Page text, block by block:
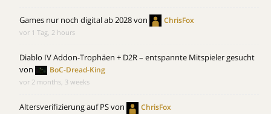
Games nur noch digital ab 2028von ChrisFox
vor 1 Tag, 2 hours
Diablo IV Addon-Trophäen + D2R – entspannte Mitspieler gesucht
von
BoC-Dread-King
vor 2 months, 3 weeks
Altersverifizierung auf PSvon ChrisFox